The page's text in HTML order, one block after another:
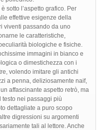
sotto l’aspetto grafico. Per
effettive esigenze della
viventi passando da uno
le caratteristiche,
biologiche e fisiche.
immagini in bianco e
o dimestichezza con i
volendo imitare gli antichi
a penna, deliziosamente naif,
affascinante aspetto retrò, ma
nei passaggi più
dettagliate a puro scopo
digressioni su argomenti
tali al lettore. Anche